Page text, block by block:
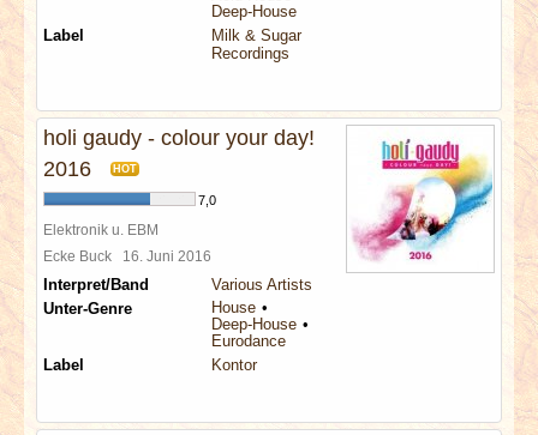
Deep-House
Label
Milk & Sugar
Recordings
holi gaudy - colour your day!
2016
HOT
7,0
Elektronik u. EBM
Ecke Buck 16. Juni 2016
Interpret/Band
Various Artists
Unter-Genre
House
Deep-House
Eurodance
Label
Kontor